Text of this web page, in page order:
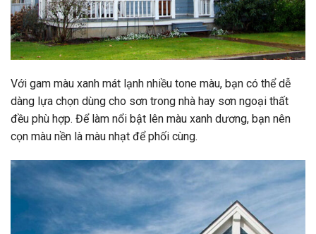
Với gam màu xanh mát lạnh nhiều tone màu, bạn có thể dễ
dàng lựa chọn dùng cho sơn trong nhà hay sơn ngoại thất
đều phù hợp. Để làm nổi bật lên màu xanh dương, bạn nên
cọn màu nền là màu nhạt để phối cùng.